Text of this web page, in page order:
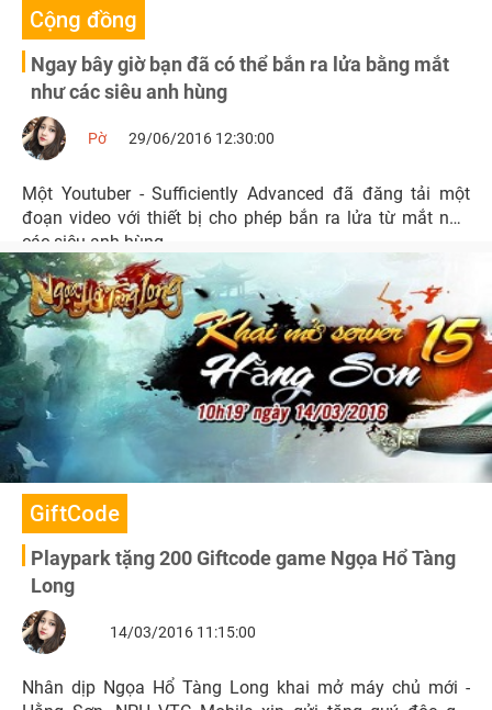
Cộng đồng
Ngay bây giờ bạn đã có thể bắn ra lửa bằng mắt
như các siêu anh hùng
Pờ 29/06/2016 12:30:00
Một Youtuber - Sufficiently Advanced đã đăng tải một
đoạn video với thiết bị cho phép bắn ra lửa từ mắt như
các siêu anh hùng.
GiftCode
Playpark tặng 200 Giftcode game Ngọa Hổ Tàng
Long
14/03/2016 11:15:00
Nhân dịp Ngọa Hổ Tàng Long khai mở máy chủ mới -